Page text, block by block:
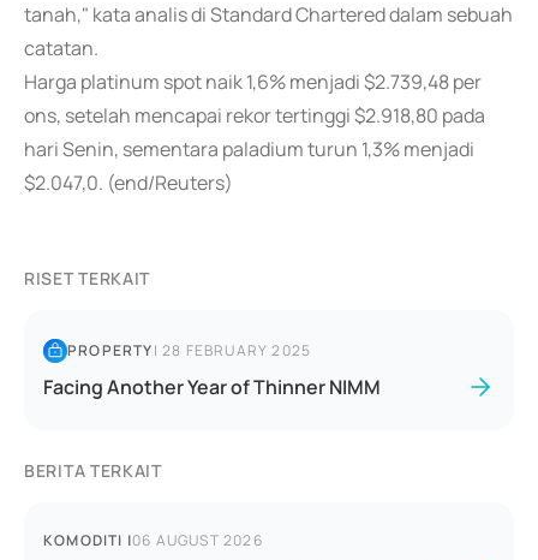
tanah," kata analis di Standard Chartered dalam sebuah
catatan.
Harga platinum spot naik 1,6% menjadi $2.739,48 per
ons, setelah mencapai rekor tertinggi $2.918,80 pada
hari Senin, sementara paladium turun 1,3% menjadi
$2.047,0. (end/Reuters)
RISET TERKAIT
PROPERTY|28 FEBRUARY 2025
Facing Another Year of Thinner NIMM
BERITA TERKAIT
KOMODITI |06 AUGUST 2026